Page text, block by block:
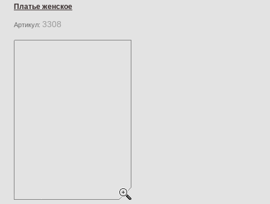
Платье женское
Артикул: 3308